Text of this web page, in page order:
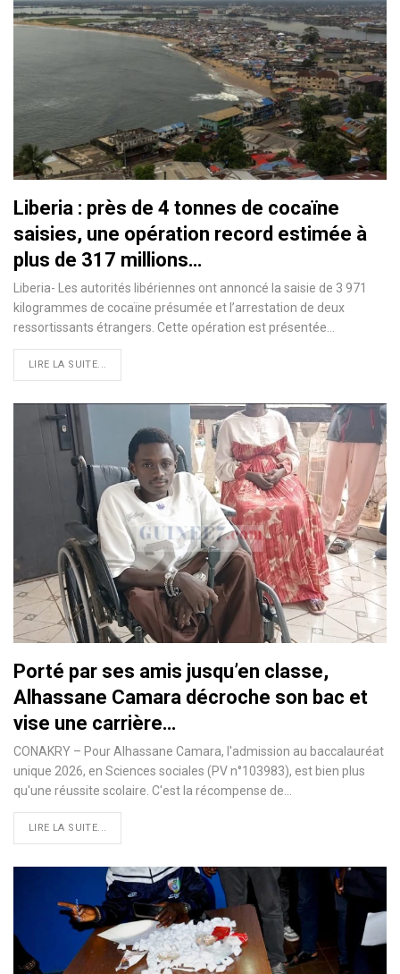
Liberia : près de 4 tonnes de cocaïne
saisies, une opération record estimée à
plus de 317 millions…
Liberia- Les autorités libériennes ont annoncé la saisie de 3 971
kilogrammes de cocaïne présumée et l’arrestation de deux
ressortissants étrangers. Cette opération est présentée…
LIRE LA SUITE...
Porté par ses amis jusqu’en classe,
Alhassane Camara décroche son bac et
vise une carrière…
CONAKRY – Pour Alhassane Camara, l'admission au baccalauréat
unique 2026, en Sciences sociales (PV n°103983), est bien plus
qu'une réussite scolaire. C'est la récompense de…
LIRE LA SUITE...